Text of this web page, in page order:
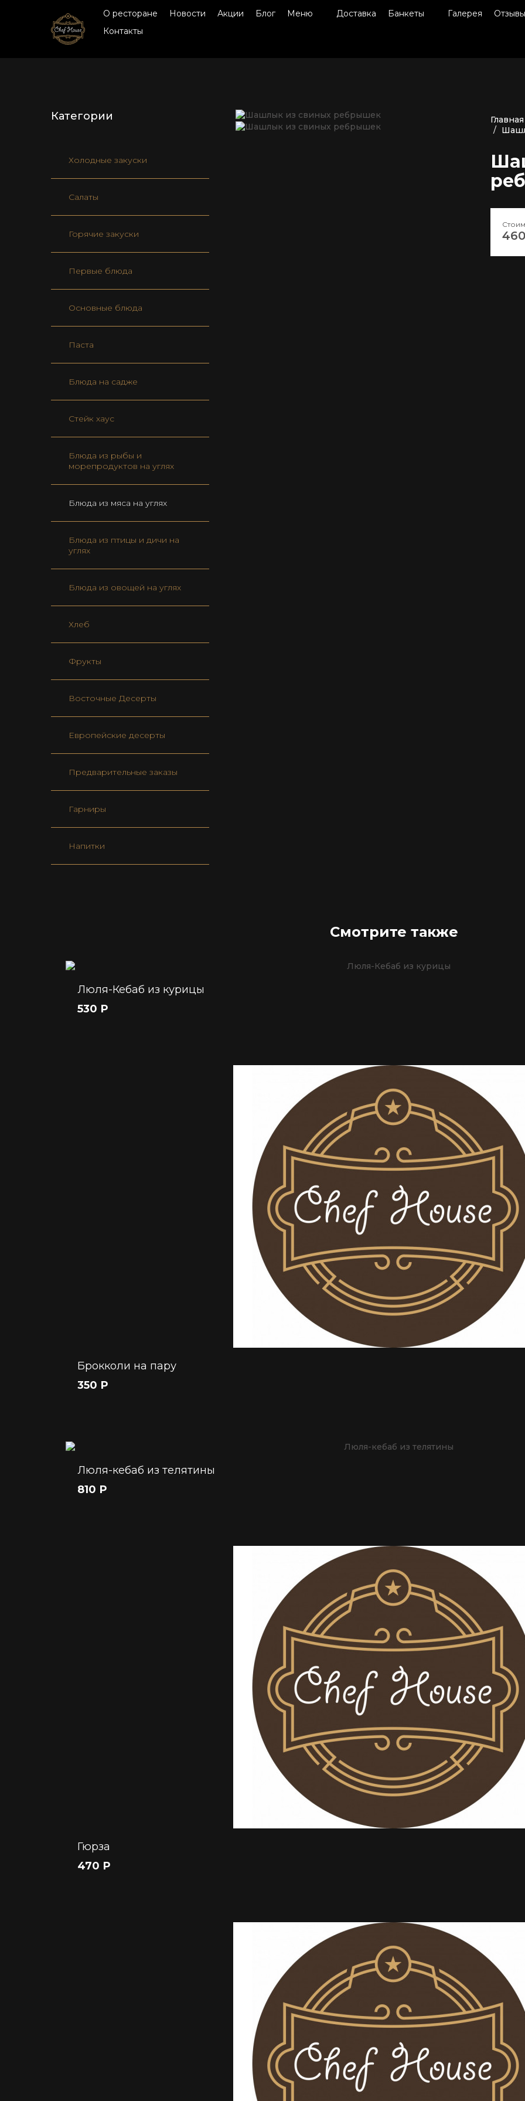
О ресторане Новости Акции Блог Меню Доставка Банкеты Галерея
Контакты
Категории
Холодные закуски
Салаты
Горячие закуски
Первые блюда
Основные блюда
Паста
Блюда на садже
Стейк хаус
Блюда из рыбы и
морепродуктов на углях
Блюда из мяса на углях
Блюда из птицы и дичи на
углях
Блюда из овощей на углях
Хлеб
Фрукты
Восточные Десерты
Европейские десерты
Предварительные заказы
Гарниры
Напитки
Главная
Смотрите также
Люля-Кебаб из курицы
530 Р
Брокколи на пару
350 Р
Люля-кебаб из телятины
810 Р
Гюрза
470 Р